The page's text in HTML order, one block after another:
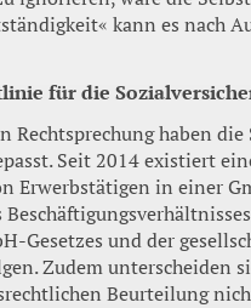
kann es nach
für die
Recht­sprechung haben
Seit 2014 existiert
Er­werbstätigen in einer
Gesetzes und der
Zudem unterscheiden
Beurteilung